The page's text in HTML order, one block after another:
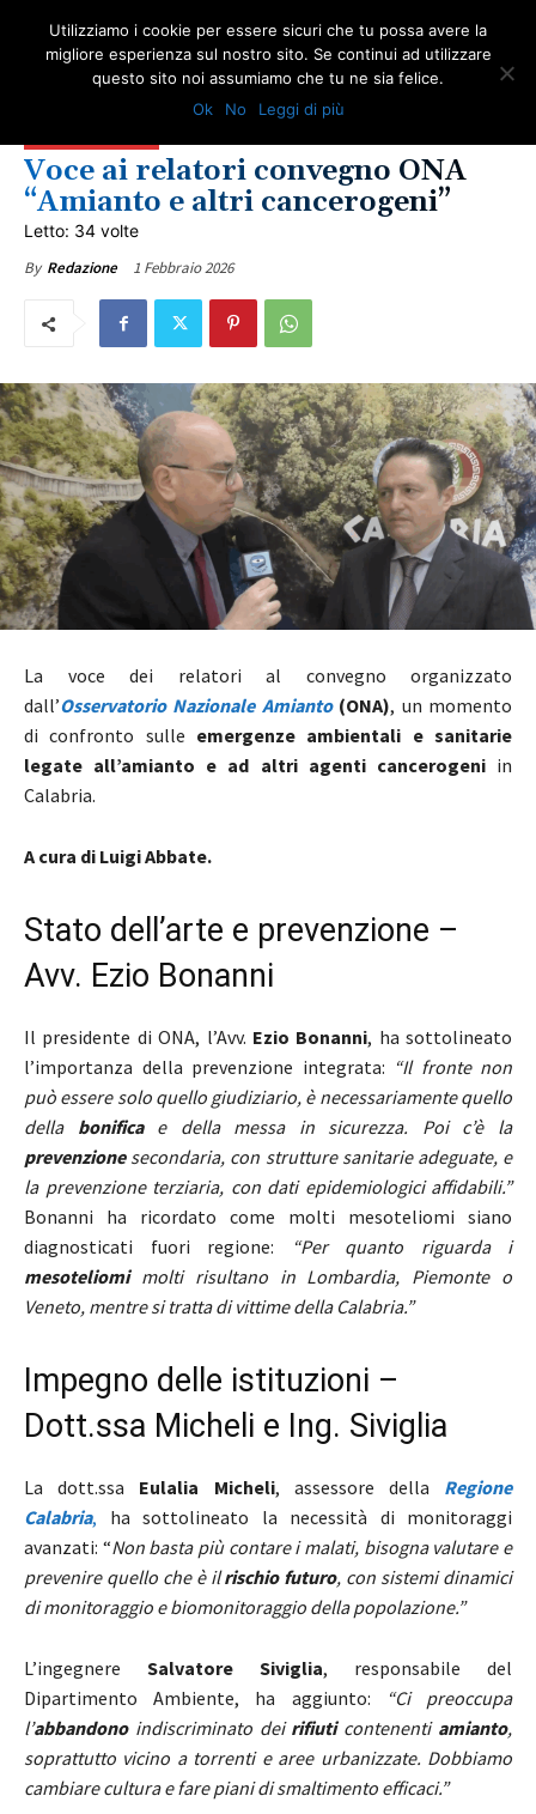
NEWS AMIANTO SALUTE
ULTIME NOTIZIE
Voce ai relatori convegno ONA
“Amianto e altri cancerogeni”
Letto: 34 volte
By Redazione 1 Febbraio 2026
La voce dei relatori al convegno organizzato
dall’Osservatorio Nazionale Amianto(ONA), un momento
di confronto sulle emergenze ambientali e sanitarie
legate all’amianto e ad altri agenti cancerogeniin
Calabria.
A cura di Luigi Abbate.
Stato dell’arte e prevenzione –
Avv. Ezio Bonanni
Il presidente di ONA, l’Avv. Ezio Bonanni, ha sottolineato
l’importanza della prevenzione integrata: “Il fronte non
può essere solo quello giudiziario, è necessariamente quello
della bonificae della messa in sicurezza. Poi c’è la
prevenzionesecondaria, con strutture sanitarie adeguate, e
la prevenzione terziaria, con dati epidemiologici affidabili.”
Bonanni ha ricordato come molti mesoteliomi siano
diagnosticati fuori regione:
“Per quanto riguarda i
mesoteliomimolti risultano in Lombardia, Piemonte o
Veneto, mentre si tratta di vittime della Calabria.”
Impegno delle istituzioni –
Dott.ssa Micheli e Ing. Siviglia
La dott.ssa Eulalia Micheli, assessore della Regione
Calabria, ha sottolineato la necessità di monitoraggi
avanzati: “Non basta più contare i malati, bisogna valutare e
prevenire quello che è ilrischio futuro, con sistemi dinamici
di monitoraggio e biomonitoraggio della popolazione.”
L’ingegnere Salvatore Siviglia, responsabile del
Dipartimento Ambiente, ha aggiunto:
“Ci preoccupa
l’abbandonoindiscriminato dei rifiuticontenenti amianto,
soprattutto vicino a torrenti e aree urbanizzate. Dobbiamo
cambiare cultura e fare piani di smaltimento efficaci.”
Utilizziamo i cookie per essere sicuri che tu possa avere la
migliore esperienza sul nostro sito. Se continui ad utilizzare
questo sito noi assumiamo che tu ne sia felice.
Ok
No Leggi di più